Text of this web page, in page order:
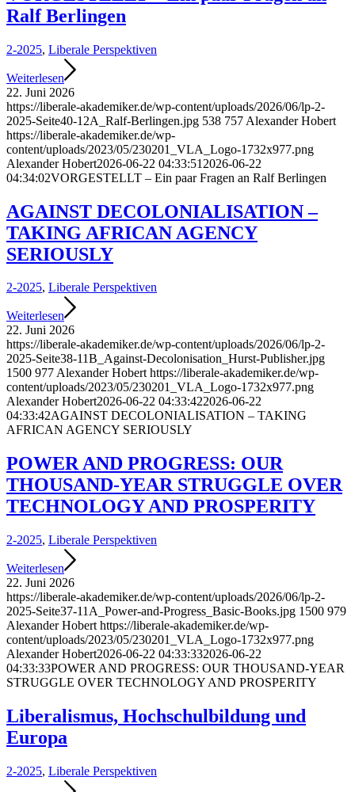
Ralf Berlingen
2-2025, Liberale Perspektiven
Weiterlesen
22. Juni 2026
https://liberale-akademiker.de/wp-content/uploads/2026/06/lp-2-
2025-Seite40-12A_Ralf-Berlingen.jpg 538 757 Alexander Hobert
https://liberale-akademiker.de/wp-
content/uploads/2023/05/230201_VLA_Logo-1732x977.png
Alexander Hobert2026-06-22 04:33:51 2026-06-22
04:34:02VORGESTELLT – Ein paar Fragen an Ralf Berlingen
AGAINST DECOLONIALISATION –
TAKING AFRICAN AGENCY
SERIOUSLY
2-2025, Liberale Perspektiven
Weiterlesen
22. Juni 2026
https://liberale-akademiker.de/wp-content/uploads/2026/06/lp-2-
2025-Seite38-11B_Against-Decolonisation_Hurst-Publisher.jpg
1500 977Alexander Hobert https://liberale-akademiker.de/wp-
content/uploads/2023/05/230201_VLA_Logo-1732x977.png
Alexander Hobert2026-06-22 04:33:422026-06-22
04:33:42AGAINST DECOLONIALISATION – TAKING
AFRICAN AGENCY SERIOUSLY
POWER AND PROGRESS: OUR
THOUSAND-YEAR STRUGGLE OVER
TECHNOLOGY AND PROSPERITY
2-2025, Liberale Perspektiven
Weiterlesen
22. Juni 2026
https://liberale-akademiker.de/wp-content/uploads/2026/06/lp-2-
2025-Seite37-11A_Power-and-Progress_Basic-Books.jpg 1500 979
Alexander Hobert https://liberale-akademiker.de/wp-
content/uploads/2023/05/230201_VLA_Logo-1732x977.png
Alexander Hobert2026-06-22 04:33:332026-06-22
04:33:33POWER AND PROGRESS: OUR THOUSAND-YEAR
STRUGGLE OVER TECHNOLOGY AND PROSPERITY
Liberalismus, Hochschulbildung und
Europa
2-2025, Liberale Perspektiven